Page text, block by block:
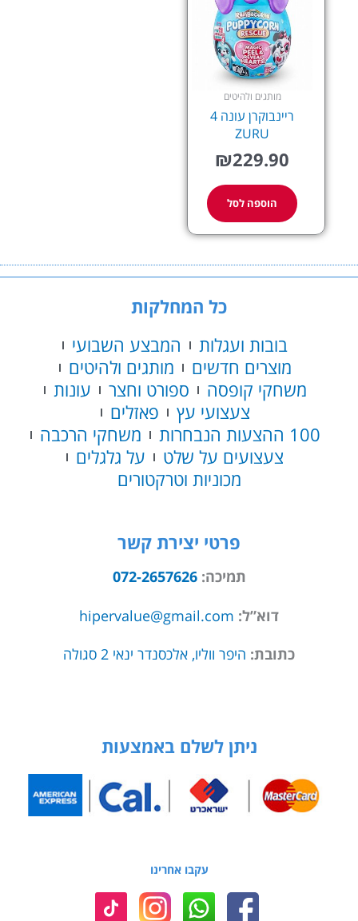
מותגים ולהיטים
ריינבוקרן עונה 4
ZURU
₪229.90
הוספה לסל
כל המחלקות
בובות ועגלות
המבצע השבועי
מוצרים חדשים
מותגים ולהיטים
משחקי קופסה
ספורט וחצר
עונות
צעצועי עץ
פאזלים
100 ההצעות הנבחרות
משחקי הרכבה
צעצועים על שלט
על גלגלים
מכוניות וטרקטורים
פרטי יצירת קשר
תמיכה:072-2657626
דוא”ל: hipervalue@gmail.com
כתובת: היפר ווליו, אלכסנדר ינאי 2 סגולה
ניתן לשלם באמצעות
עקבו אחרינו